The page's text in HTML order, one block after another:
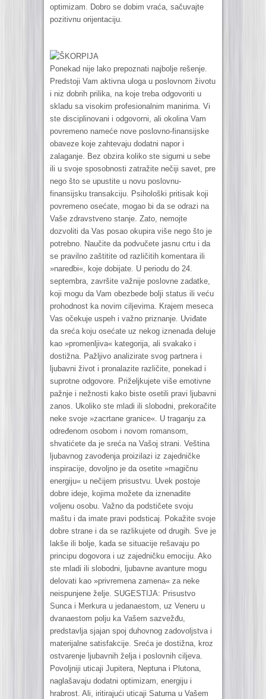
optimizam. Dobro se dobim vraća, sačuvajte
pozitivnu orijentaciju.
ŠKORPIJA
Ponekad nije lako prepoznati najbolje rešenje.
Predstoji Vam aktivna uloga u poslovnom životu
i niz dobrih prilika, na koje treba odgovoriti u
skladu sa visokim profesionalnim manirima. Vi
ste disciplinovani i odgovorni, ali okolina Vam
povremeno nameće nove poslovno-finansijske
obaveze koje zahtevaju dodatni napor i
zalaganje. Bez obzira koliko ste sigurni u sebe
ili u svoje sposobnosti zatražite nečiji savet, pre
nego što se upustite u novu poslovnu-
finansijsku transakciju. Psihološki pritisak koji
povremeno osećate, mogao bi da se odrazi na
Vaše zdravstveno stanje. Zato, nemojte
dozvoliti da Vas posao okupira više nego što je
potrebno. Naučite da podvučete jasnu crtu i da
se pravilno zaštitite od različitih komentara ili
»naredbi«, koje dobijate. U periodu do 24.
septembra, završite važnije poslovne zadatke,
koji mogu da Vam obezbede bolji status ili veću
prohodnost ka novim ciljevima. Krajem meseca
Vas očekuje uspeh i važno priznanje. Uviđate
da sreća koju osećate uz nekog iznenada deluje
kao »promenljiva« kategorija, ali svakako i
dostižna. Pažljivo analizirate svog partnera i
ljubavni život i pronalazite različite, ponekad i
suprotne odgovore. Priželjkujete više emotivne
pažnje i nežnosti kako biste osetili pravi ljubavni
zanos. Ukoliko ste mladi ili slobodni, prekoračite
neke svoje »zacrtane granice«. U traganju za
određenom osobom i novom romansom,
shvatićete da je sreća na Vašoj strani. Veština
ljubavnog zavođenja proizilazi iz zajedničke
inspiracije, dovoljno je da osetite »magičnu
energiju« u nečijem prisustvu. Uvek postoje
dobre ideje, kojima možete da iznenadite
voljenu osobu. Važno da podstičete svoju
maštu i da imate pravi podsticaj. Pokažite svoje
dobre strane i da se razlikujete od drugih. Sve je
lakše ili bolje, kada se situacije rešavaju po
principu dogovora i uz zajedničku emociju. Ako
ste mladi ili slobodni, ljubavne avanture mogu
delovati kao »privremena zamena« za neke
neispunjene želje. SUGESTIJA: Prisustvo
Sunca i Merkura u jedanaestom, uz Veneru u
dvanaestom polju ka Vašem sazvežđu,
predstavlja sjajan spoj duhovnog zadovoljstva i
materijalne satisfakcije. Sreća je dostižna, kroz
ostvarenje ljubavnih želja i poslovnih ciljeva.
Povoljniji uticaji Jupitera, Neptuna i Plutona,
naglašavaju dodatni optimizam, energiju i
hrabrost. Ali, iritirajući uticaji Saturna u Vašem